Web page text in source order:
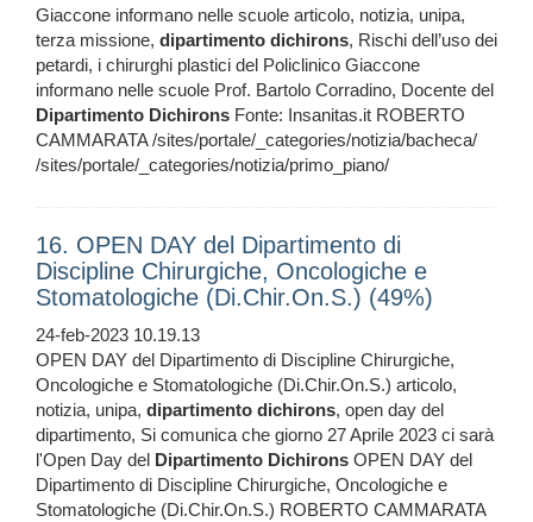
Giaccone informano nelle scuole articolo, notizia, unipa,
terza missione, dipartimento dichirons, Rischi dell’uso dei
petardi, i chirurghi plastici del Policlinico Giaccone
informano nelle scuole Prof. Bartolo Corradino, Docente del
Dipartimento Dichirons Fonte: Insanitas.it ROBERTO
CAMMARATA /sites/portale/_categories/notizia/bacheca/
/sites/portale/_categories/notizia/primo_piano/
16. OPEN DAY del Dipartimento di
Discipline Chirurgiche, Oncologiche e
Stomatologiche (Di.Chir.On.S.) (49%)
24-feb-2023 10.19.13
OPEN DAY del Dipartimento di Discipline Chirurgiche,
Oncologiche e Stomatologiche (Di.Chir.On.S.) articolo,
notizia, unipa, dipartimento dichirons, open day del
dipartimento, Si comunica che giorno 27 Aprile 2023 ci sarà
l'Open Day del Dipartimento Dichirons OPEN DAY del
Dipartimento di Discipline Chirurgiche, Oncologiche e
Stomatologiche (Di.Chir.On.S.) ROBERTO CAMMARATA